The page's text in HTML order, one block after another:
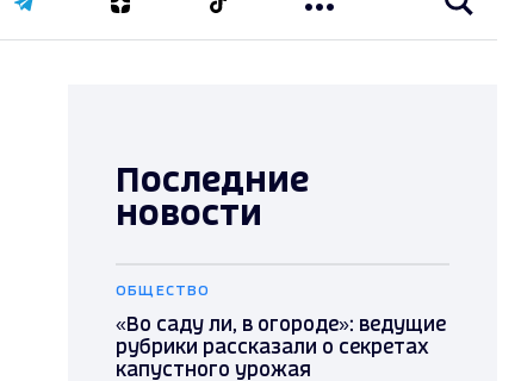
Последние
новости
ОБЩЕСТВО
«Во саду ли, в огороде»: ведущие
рубрики рассказали о секретах
капустного урожая